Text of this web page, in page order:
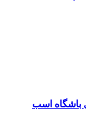
باشگاه اسب